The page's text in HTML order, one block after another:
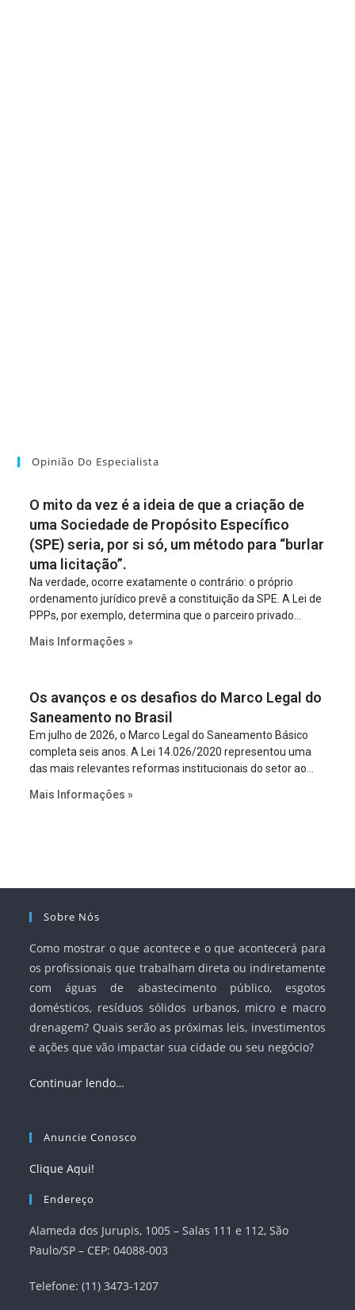
Opinião Do Especialista
O mito da vez é a ideia de que a criação de
uma Sociedade de Propósito Específico
(SPE) seria, por si só, um método para “burlar
uma licitação”.
Na verdade, ocorre exatamente o contrário: o próprio
ordenamento jurídico prevê a constituição da SPE. A Lei de
PPPs, por exemplo, determina que o parceiro privado
empreendimento. Ou seja, a suposta “fraude à licitação” é
projeto a projeto.
Mais Informações »
Os avanços e os desafios do Marco Legal do
Saneamento no Brasil
Em julho de 2026, o Marco Legal do Saneamento Básico
completa seis anos. A Lei 14.026/2020 representou uma
das mais relevantes reformas institucionais do setor ao
serviços, ampliar a participação da iniciativa privada,
Mais Informações »
Sobre Nós
Como mostrar o que acontece e o que acontecerá para
os profissionais que trabalham direta ou indiretamente
com águas de abastecimento público, esgotos
domésticos, resíduos sólidos urbanos, micro e macro
drenagem? Quais serão as próximas leis, investimentos
e ações que vão impactar sua cidade ou seu negócio?
Continuar lendo…
Anuncie Conosco
Clique Aqui!
Endereço
Alameda dos Jurupis, 1005 – Salas 111 e 112, São
Paulo/SP – CEP: 04088-003
Telefone: (11) 3473-1207